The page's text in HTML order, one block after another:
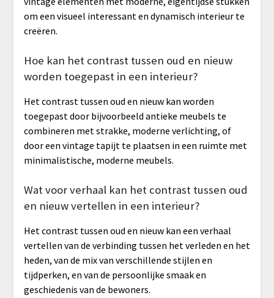
om een visueel interessant en dynamisch interieur te
creëren.
Hoe kan het contrast tussen oud en nieuw
worden toegepast in een interieur?
Het contrast tussen oud en nieuw kan worden
toegepast door bijvoorbeeld antieke meubels te
combineren met strakke, moderne verlichting, of
door een vintage tapijt te plaatsen in een ruimte met
minimalistische, moderne meubels.
Wat voor verhaal kan het contrast tussen oud
en nieuw vertellen in een interieur?
Het contrast tussen oud en nieuw kan een verhaal
vertellen van de verbinding tussen het verleden en het
heden, van de mix van verschillende stijlen en
tijdperken, en van de persoonlijke smaak en
geschiedenis van de bewoners.